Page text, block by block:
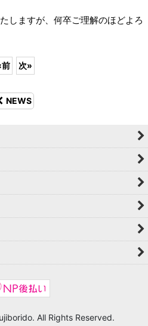
しますが、何卒ご理解のほどよろ
前 次»
NEWS
All Rights Reserved.